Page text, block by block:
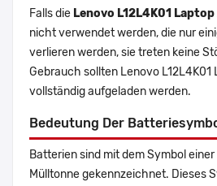
Falls die Lenovo L12L4K01
nicht verwendet werden, die nur
verlieren werden, sie treten keine
Gebrauch sollten Lenovo L12L4K01
vollständig aufgeladen werden.
Bedeutung Der
Batterien sind mit dem Symbol
Mülltonne gekennzeichnet. Dieses